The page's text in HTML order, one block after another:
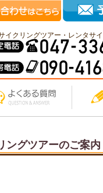
イクリングツアー・レンタサ
ングツアーのご案内